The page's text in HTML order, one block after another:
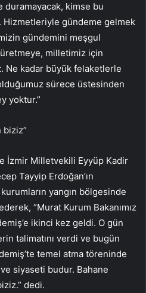
duramayacak, kimse bu
gündeme gelmek
gündemini meşgul
milletimiz için
Ne kadar büyük felaketlerle
sürece üstesinden
yoktur.”
biziz”
İzmir Milletvekili Eyyüp Kadir
Tayyip Erdoğan’ın
yangın bölgesinde
“Murat Kurum Bakanımız
ikinci kez geldi. O gün
talimatını verdi ve bugün
temel atma töreninde
siyaseti budur. Bahane
dedi.